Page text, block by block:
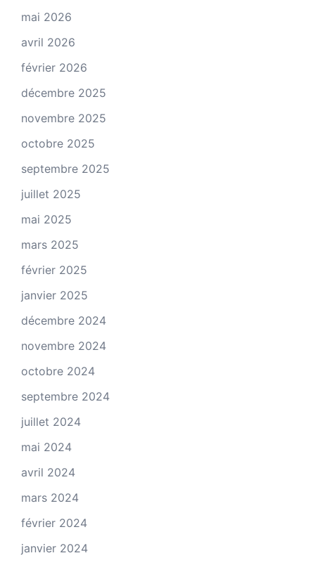
mai 2026
avril 2026
février 2026
décembre 2025
novembre 2025
octobre 2025
septembre 2025
juillet 2025
mai 2025
mars 2025
février 2025
janvier 2025
décembre 2024
novembre 2024
octobre 2024
septembre 2024
juillet 2024
mai 2024
avril 2024
mars 2024
février 2024
janvier 2024